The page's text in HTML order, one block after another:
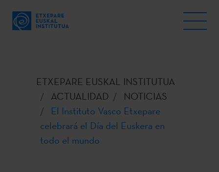
ETXEPARE EUSKAL INSTITUTUA
ACTUALIDAD
NOTICIAS
El Instituto Vasco Etxepare
celebrará el Día del Euskera en
todo el mundo